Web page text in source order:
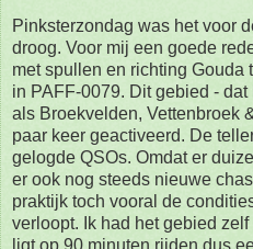
Pinksterzondag was het voor
droog. Voor mij een goede
met spullen en richting Gouda
in PAFF-0079. Dit gebied - dat
als Broekvelden, Vettenbroek
paar keer geactiveerd. De
gelogde QSOs. Omdat er
er ook nog steeds nieuwe
praktijk toch vooral de
verloopt. Ik had het gebied
ligt op 90 minuten rijden dus